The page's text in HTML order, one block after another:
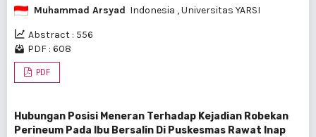
Muhammad Arsyad Indonesia , Universitas YARSI
Abstract : 556
PDF : 608
PDF
Hubungan Posisi Meneran Terhadap Kejadian Robekan
Perineum Pada Ibu Bersalin Di Puskesmas Rawat Inap